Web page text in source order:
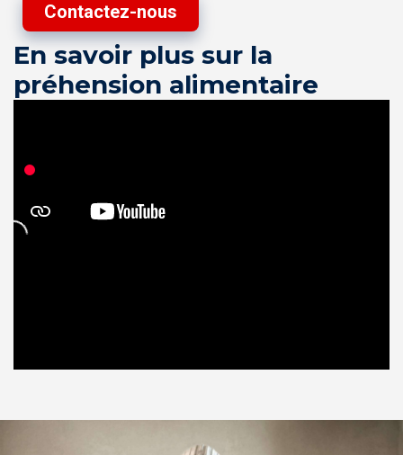
Contactez-nous
En savoir plus sur la
préhension alimentaire